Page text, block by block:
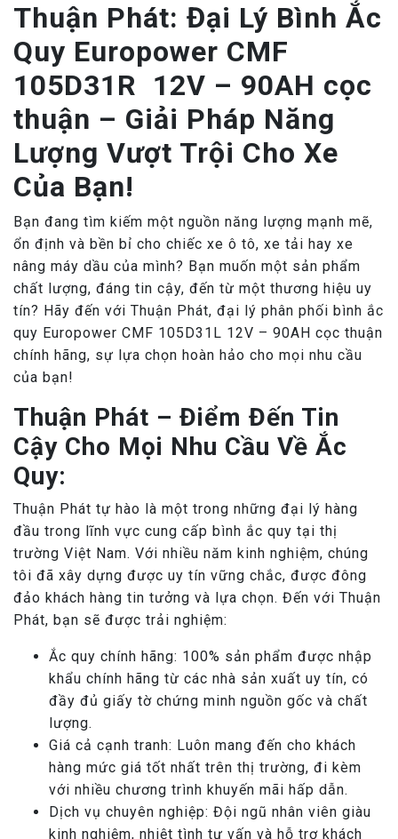
Thuận Phát: Đại Lý Bình Ắc
Quy Europower CMF
105D31R 12V – 90AH cọc
thuận – Giải Pháp Năng
Lượng Vượt Trội Cho Xe
Của Bạn!
Bạn đang tìm kiếm một nguồn năng lượng mạnh mẽ,
ổn định và bền bỉ cho chiếc xe ô tô, xe tải hay xe
nâng máy dầu của mình? Bạn muốn một sản phẩm
chất lượng, đáng tin cậy, đến từ một thương hiệu uy
tín? Hãy đến với Thuận Phát, đại lý phân phối bình ắc
quy Europower CMF 105D31L 12V – 90AH cọc thuận
chính hãng, sự lựa chọn hoàn hảo cho mọi nhu cầu
của bạn!
Thuận Phát – Điểm Đến Tin
Cậy Cho Mọi Nhu Cầu Về Ắc
Quy:
Thuận Phát tự hào là một trong những đại lý hàng
đầu trong lĩnh vực cung cấp bình ắc quy tại thị
trường Việt Nam. Với nhiều năm kinh nghiệm, chúng
tôi đã xây dựng được uy tín vững chắc, được đông
đảo khách hàng tin tưởng và lựa chọn. Đến với Thuận
Phát, bạn sẽ được trải nghiệm:
Ắc quy chính hãng: 100% sản phẩm được nhập
khẩu chính hãng từ các nhà sản xuất uy tín, có
đầy đủ giấy tờ chứng minh nguồn gốc và chất
lượng.
Giá cả cạnh tranh: Luôn mang đến cho khách
hàng mức giá tốt nhất trên thị trường, đi kèm
với nhiều chương trình khuyến mãi hấp dẫn.
Dịch vụ chuyên nghiệp: Đội ngũ nhân viên giàu
kinh nghiệm, nhiệt tình tư vấn và hỗ trợ khách